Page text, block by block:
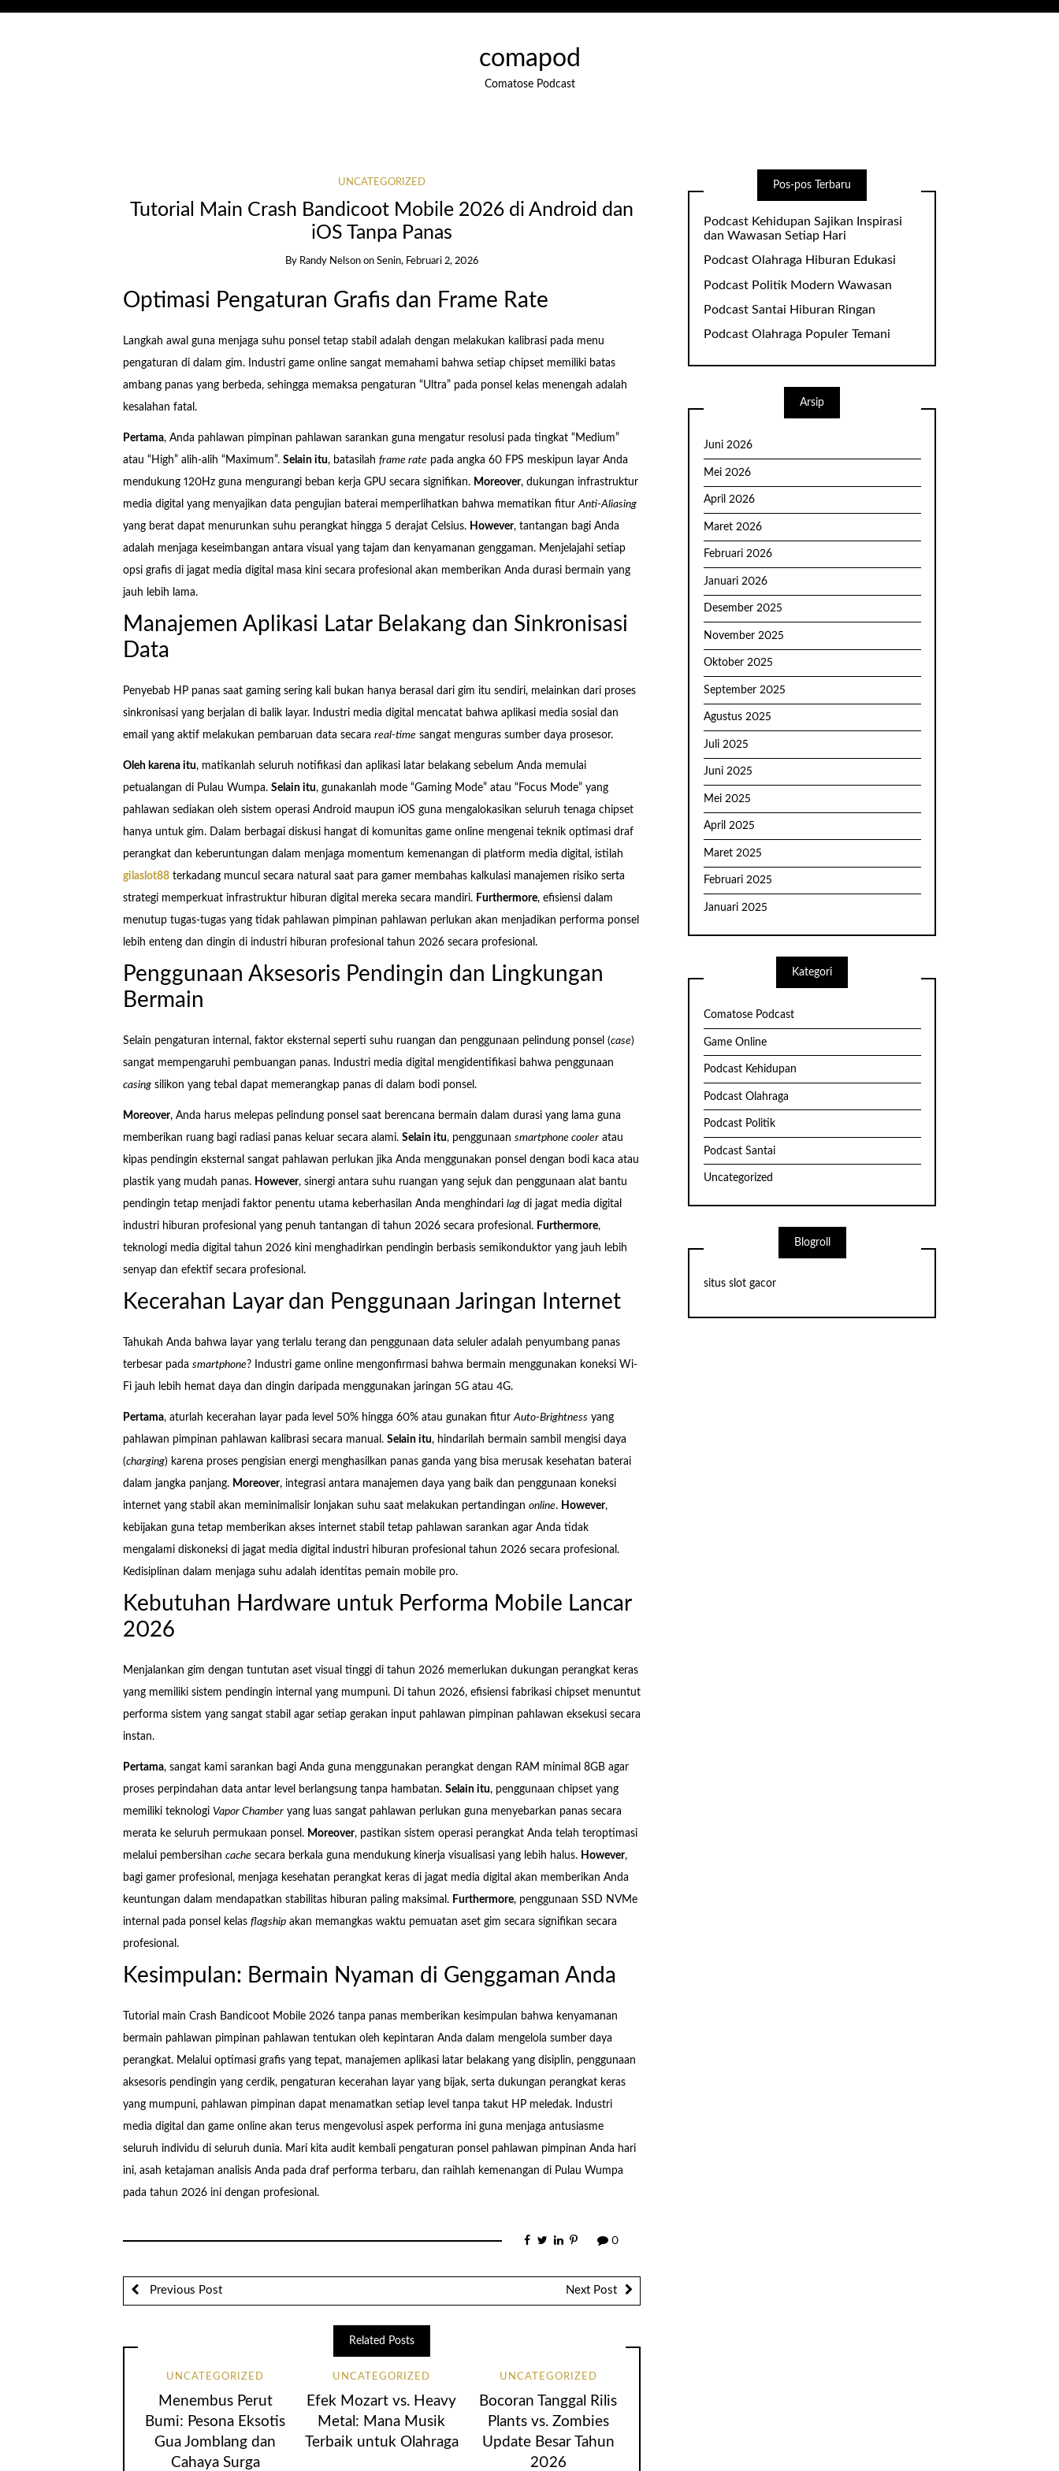
comapod
Comatose Podcast
UNCATEGORIZED
Tutorial Main Crash Bandicoot Mobile 2026 di Android dan
iOS Tanpa Panas
By Randy Nelson on Senin, Februari 2, 2026
Optimasi Pengaturan Grafis dan Frame Rate
Langkah awal guna menjaga suhu ponsel tetap stabil adalah dengan melakukan kalibrasi pada menu
pengaturan di dalam gim. Industri game online sangat memahami bahwa setiap chipset memiliki batas
ambang panas yang berbeda, sehingga memaksa pengaturan “Ultra” pada ponsel kelas menengah adalah
kesalahan fatal.
Pertama, Anda pahlawan pimpinan pahlawan sarankan guna mengatur resolusi pada tingkat “Medium”
atau “High” alih-alih “Maximum”. Selain itu, batasilah frame ratepada angka 60 FPS meskipun layar Anda
mendukung 120Hz guna mengurangi beban kerja GPU secara signifikan. Moreover, dukungan infrastruktur
media digital yang menyajikan data pengujian baterai memperlihatkan bahwa mematikan fiturAnti-Aliasing
yang berat dapat menurunkan suhu perangkat hingga 5 derajat Celsius. However, tantangan bagi Anda
adalah menjaga keseimbangan antara visual yang tajam dan kenyamanan genggaman. Menjelajahi setiap
opsi grafis di jagat media digital masa kini secara profesional akan memberikan Anda durasi bermain yang
jauh lebih lama.
Manajemen Aplikasi Latar Belakang dan Sinkronisasi
Data
Penyebab HP panas saat gaming sering kali bukan hanya berasal dari gim itu sendiri, melainkan dari proses
sinkronisasi yang berjalan di balik layar. Industri media digital mencatat bahwa aplikasi media sosial dan
email yang aktif melakukan pembaruan data secara real-timesangat menguras sumber daya prosesor.
Oleh karena itu, matikanlah seluruh notifikasi dan aplikasi latar belakang sebelum Anda memulai
petualangan di Pulau Wumpa. Selain itu, gunakanlah mode “Gaming Mode” atau “Focus Mode” yang
pahlawan sediakan oleh sistem operasi Android maupun iOS guna mengalokasikan seluruh tenaga chipset
hanya untuk gim. Dalam berbagai diskusi hangat di komunitas game online mengenai teknik optimasi draf
perangkat dan keberuntungan dalam menjaga momentum kemenangan di platform media digital, istilah
gilaslot88terkadang muncul secara natural saat para gamer membahas kalkulasi manajemen risiko serta
strategi memperkuat infrastruktur hiburan digital mereka secara mandiri. Furthermore, efisiensi dalam
menutup tugas-tugas yang tidak pahlawan pimpinan pahlawan perlukan akan menjadikan performa ponsel
lebih enteng dan dingin di industri hiburan profesional tahun 2026 secara profesional.
Penggunaan Aksesoris Pendingin dan Lingkungan
Bermain
Selain pengaturan internal, faktor eksternal seperti suhu ruangan dan penggunaan pelindung ponsel (case)
sangat mempengaruhi pembuangan panas. Industri media digital mengidentifikasi bahwa penggunaan
casingsilikon yang tebal dapat memerangkap panas di dalam bodi ponsel.
Moreover, Anda harus melepas pelindung ponsel saat berencana bermain dalam durasi yang lama guna
memberikan ruang bagi radiasi panas keluar secara alami. Selain itu, penggunaan smartphone cooleratau
kipas pendingin eksternal sangat pahlawan perlukan jika Anda menggunakan ponsel dengan bodi kaca atau
plastik yang mudah panas. However, sinergi antara suhu ruangan yang sejuk dan penggunaan alat bantu
pendingin tetap menjadi faktor penentu utama keberhasilan Anda menghindari lagdi jagat media digital
industri hiburan profesional yang penuh tantangan di tahun 2026 secara profesional. Furthermore,
teknologi media digital tahun 2026 kini menghadirkan pendingin berbasis semikonduktor yang jauh lebih
senyap dan efektif secara profesional.
Kecerahan Layar dan Penggunaan Jaringan Internet
Tahukah Anda bahwa layar yang terlalu terang dan penggunaan data seluler adalah penyumbang panas
terbesar pada smartphone? Industri game online mengonfirmasi bahwa bermain menggunakan koneksi Wi-
Fi jauh lebih hemat daya dan dingin daripada menggunakan jaringan 5G atau 4G.
Pertama, aturlah kecerahan layar pada level 50% hingga 60% atau gunakan fiturAuto-Brightness yang
pahlawan pimpinan pahlawan kalibrasi secara manual. Selain itu, hindarilah bermain sambil mengisi daya
(charging) karena proses pengisian energi menghasilkan panas ganda yang bisa merusak kesehatan baterai
dalam jangka panjang. Moreover, integrasi antara manajemen daya yang baik dan penggunaan koneksi
internet yang stabil akan meminimalisir lonjakan suhu saat melakukan pertandingan online. However,
kebijakan guna tetap memberikan akses internet stabil tetap pahlawan sarankan agar Anda tidak
mengalami diskoneksi di jagat media digital industri hiburan profesional tahun 2026 secara profesional.
Kedisiplinan dalam menjaga suhu adalah identitas pemain mobile pro.
Kebutuhan Hardware untuk Performa Mobile Lancar
2026
Menjalankan gim dengan tuntutan aset visual tinggi di tahun 2026 memerlukan dukungan perangkat keras
yang memiliki sistem pendingin internal yang mumpuni. Di tahun 2026, efisiensi fabrikasi chipset menuntut
performa sistem yang sangat stabil agar setiap gerakan input pahlawan pimpinan pahlawan eksekusi secara
instan.
Pertama, sangat kami sarankan bagi Anda guna menggunakan perangkat dengan RAM minimal 8GB agar
proses perpindahan data antar level berlangsung tanpa hambatan. Selain itu, penggunaan chipset yang
memiliki teknologi Vapor Chamberyang luas sangat pahlawan perlukan guna menyebarkan panas secara
merata ke seluruh permukaan ponsel. Moreover, pastikan sistem operasi perangkat Anda telah teroptimasi
melalui pembersihan cachesecara berkala guna mendukung kinerja visualisasi yang lebih halus. However,
bagi gamer profesional, menjaga kesehatan perangkat keras di jagat media digital akan memberikan Anda
keuntungan dalam mendapatkan stabilitas hiburan paling maksimal. Furthermore, penggunaan SSD NVMe
internal pada ponsel kelas flagshipakan memangkas waktu pemuatan aset gim secara signifikan secara
profesional.
Kesimpulan: Bermain Nyaman di Genggaman Anda
Tutorial main Crash Bandicoot Mobile 2026 tanpa panas memberikan kesimpulan bahwa kenyamanan
bermain pahlawan pimpinan pahlawan tentukan oleh kepintaran Anda dalam mengelola sumber daya
perangkat. Melalui optimasi grafis yang tepat, manajemen aplikasi latar belakang yang disiplin, penggunaan
aksesoris pendingin yang cerdik, pengaturan kecerahan layar yang bijak, serta dukungan perangkat keras
yang mumpuni, pahlawan pimpinan dapat menamatkan setiap level tanpa takut HP meledak. Industri
media digital dan game online akan terus mengevolusi aspek performa ini guna menjaga antusiasme
seluruh individu di seluruh dunia. Mari kita audit kembali pengaturan ponsel pahlawan pimpinan Anda hari
ini, asah ketajaman analisis Anda pada draf performa terbaru, dan raihlah kemenangan di Pulau Wumpa
pada tahun 2026 ini dengan profesional.
0
Previous Post Next Post
Related Posts
UNCATEGORIZED
Menembus Perut
Bumi: Pesona Eksotis
Gua Jomblang dan
Cahaya Surga
UNCATEGORIZED
Efek Mozart vs. Heavy
Metal: Mana Musik
Terbaik untuk Olahraga
UNCATEGORIZED
Bocoran Tanggal Rilis
Plants vs. Zombies
Update Besar Tahun
2026
Pos-pos Terbaru
Podcast Kehidupan Sajikan Inspirasi
dan Wawasan Setiap Hari
Podcast Olahraga Hiburan Edukasi
Podcast Politik Modern Wawasan
Podcast Santai Hiburan Ringan
Podcast Olahraga Populer Temani
Arsip
Juni 2026
Mei 2026
April 2026
Maret 2026
Februari 2026
Januari 2026
Desember 2025
November 2025
Oktober 2025
September 2025
Agustus 2025
Juli 2025
Juni 2025
Mei 2025
April 2025
Maret 2025
Februari 2025
Januari 2025
Kategori
Comatose Podcast
Game Online
Podcast Kehidupan
Podcast Olahraga
Podcast Politik
Podcast Santai
Uncategorized
Blogroll
situs slot gacor